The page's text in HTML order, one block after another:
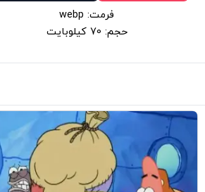
فرمت: webp
حجم: 70 کیلوبایت